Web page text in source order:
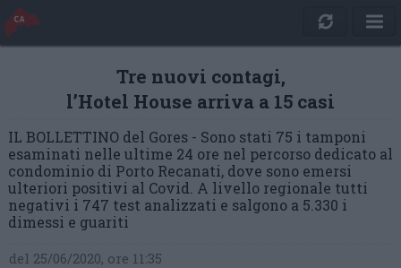
Tre nuovi contagi,
l’Hotel House arriva a 15 casi
IL BOLLETTINO del Gores - Sono stati 75 i tamponi
esaminati nelle ultime 24 ore nel percorso dedicato al
condominio di Porto Recanati, dove sono emersi
ulteriori positivi al Covid. A livello regionale tutti
negativi i 747 test analizzati e salgono a 5.330 i
dimessi e guariti
del 25/06/2020, ore 11:35